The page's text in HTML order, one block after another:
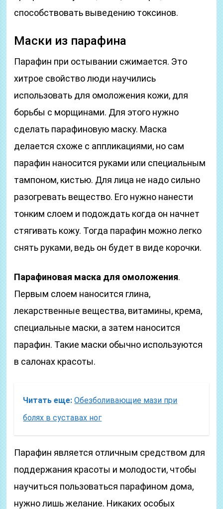
способствовать выведению токсинов.
Маски из парафина
Парафин при остывании сжимается. Это
хитрое свойство люди научились
использовать для омоложения кожи, для
борьбы с морщинами. Для этого нужно
сделать парафиновую маску. Маска
делается схоже с аппликациями, но сам
парафин наносится руками или специальным
тампоном, кистью. Для лица не надо сильно
разогревать вещество. Его нужно нанести
тонким слоем и подождать когда он начнет
стягивать кожу. Тогда парафин можно легко
снять руками, ведь он будет в виде корочки.
Парафиновая маска для омоложения.
Первым слоем наносится глина,
лекарственные вещества, витамины, крема,
специальные маски, а затем наносится
парафин. Такие маски обычно используются
в салонах красоты.
Читать еще: Обезболивающие мази при
болях в суставах ног
Парафин является отличным средством для
поддержания красоты и молодости, чтобы
научиться пользоваться парафином дома,
нужно лишь желание. Никаких особых